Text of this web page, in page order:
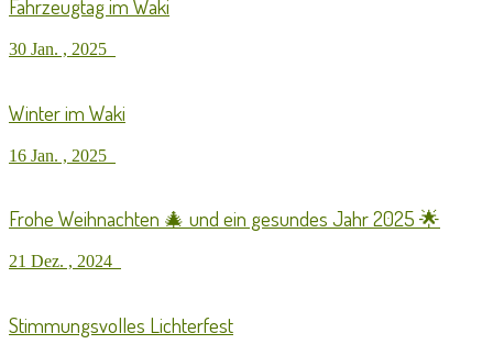
Fahrzeugtag im Waki
30 Jan. , 2025
Winter im Waki
16 Jan. , 2025
Frohe Weihnachten 🎄 und ein gesundes Jahr 2025 🌟
21 Dez. , 2024
Stimmungsvolles Lichterfest